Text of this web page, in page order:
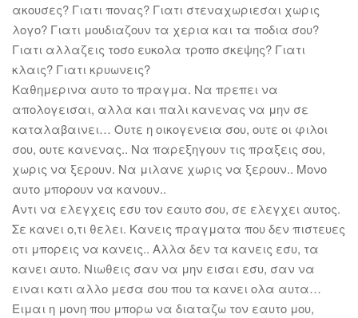
ακουσες? Γιατι πονας? Γιατι στεναχωριεσαι χωρις
λογο? Γιατι μουδιαζουν τα χερια και τα ποδια σου?
Γιατι αλλαζεις τοσο ευκολα τροπο σκεψης? Γιατι
κλαις? Γιατι κρυωνεις?
Καθημερινα αυτο το πραγμα. Να πρεπει να
απολογεισαι, αλλα και παλι κανενας να μην σε
καταλαβαινει… Ουτε η οικογενεια σου, ουτε οι φιλοι
σου, ουτε κανενας.. Να παρεξηγουν τις πραξεις σου,
χωρις να ξερουν. Να μιλανε χωρις να ξερουν.. Μονο
αυτο μπορουν να κανουν..
Αντι να ελεγχεις εσυ τον εαυτο σου, σε ελεγχει αυτος.
Σε κανει ο,τι θελει. Κανεις πραγματα που δεν πιστευες
οτι μπορεις να κανεις.. Αλλα δεν τα κανεις εσυ, τα
κανει αυτο. Νιωθεις σαν να μην εισαι εσυ, σαν να
ειναι κατι αλλο μεσα σου που τα κανει ολα αυτα…
Ειμαι η μονη που μπορω να διαταζω τον εαυτο μου,